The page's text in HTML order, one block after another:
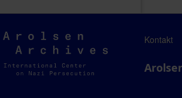
Arolsen
Archives
Kontakt